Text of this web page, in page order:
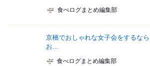
食べログまとめ編集部
京橋でおしゃれな女子会をするな
お...
食べログまとめ編集部